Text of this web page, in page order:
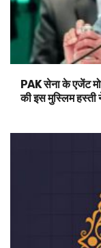
PAK सेना के एजेंट
की इस मुस्लिम हस्ती